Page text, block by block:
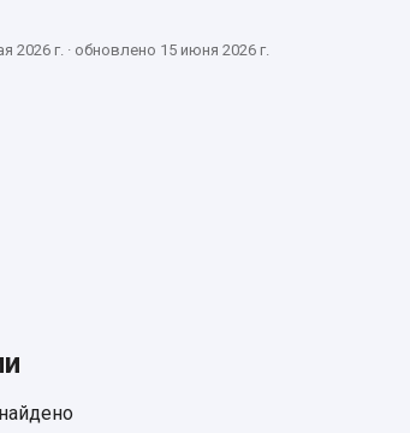
2026 г. · обновлено 15 июня 2026 г.